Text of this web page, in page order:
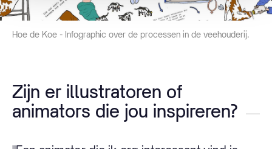
Hoe de Koe - Infographic over de processen in de veehouderij.
Zijn er illustratoren of
animators die jou inspireren?